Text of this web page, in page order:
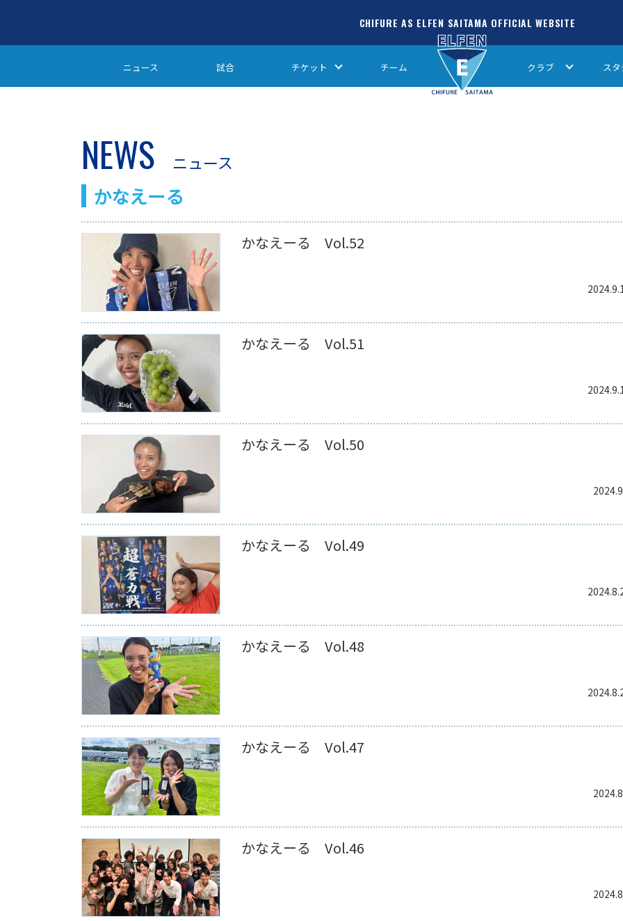
CHIFURE AS ELFEN SAITAMA OFFICIAL WEBSITE
ニュース 試合 チケット チーム クラブ ス
NEWS ニュース
かなえーる
かなえーる Vol.52
かなえーる Vol.51
かなえーる Vol.50
かなえーる Vol.49
かなえーる Vol.48
かなえーる Vol.47
かなえーる Vol.46